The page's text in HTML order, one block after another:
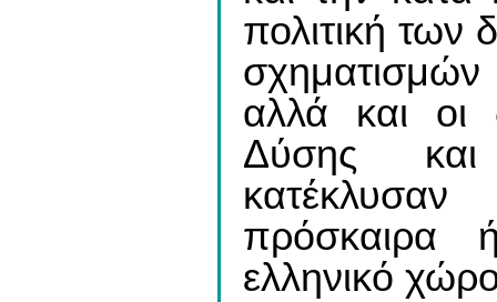
πολιτική των
αλλά και οι
Δύσης
πρόσκαιρα
ελληνικό